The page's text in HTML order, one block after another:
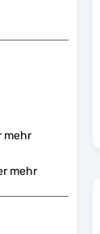
mehr
mehr